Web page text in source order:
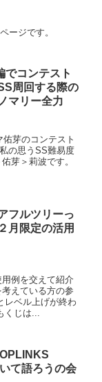
ージです。
でコンテスト
周回する際の
マリー全力
芽のコンテスト
の思うSS難易度
芽＞莉波です。
フルツリーっ
月限定の活用
例を交えて紹介
えている方の参
レベル上げが終わ
くじは...
て語ろうの会